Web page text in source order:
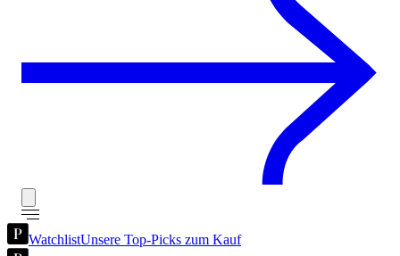
WatchlistUnsere Top-Picks zum Kauf